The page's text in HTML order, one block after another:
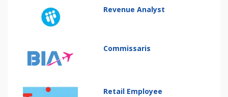
Revenue Analyst
Commissaris
Retail Employee